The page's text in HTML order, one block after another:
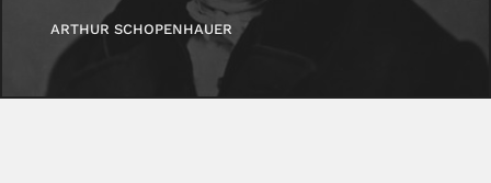
ARTHUR SCHOPENHAUER